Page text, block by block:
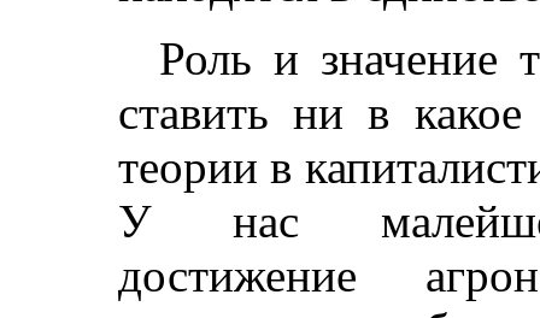
Роль и значение
ставить ни в
теории в
У нас
достижение